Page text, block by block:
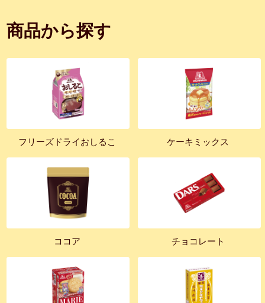
商品から探す
フリーズドライおしるこ ケーキミックス
ココア チョコレート